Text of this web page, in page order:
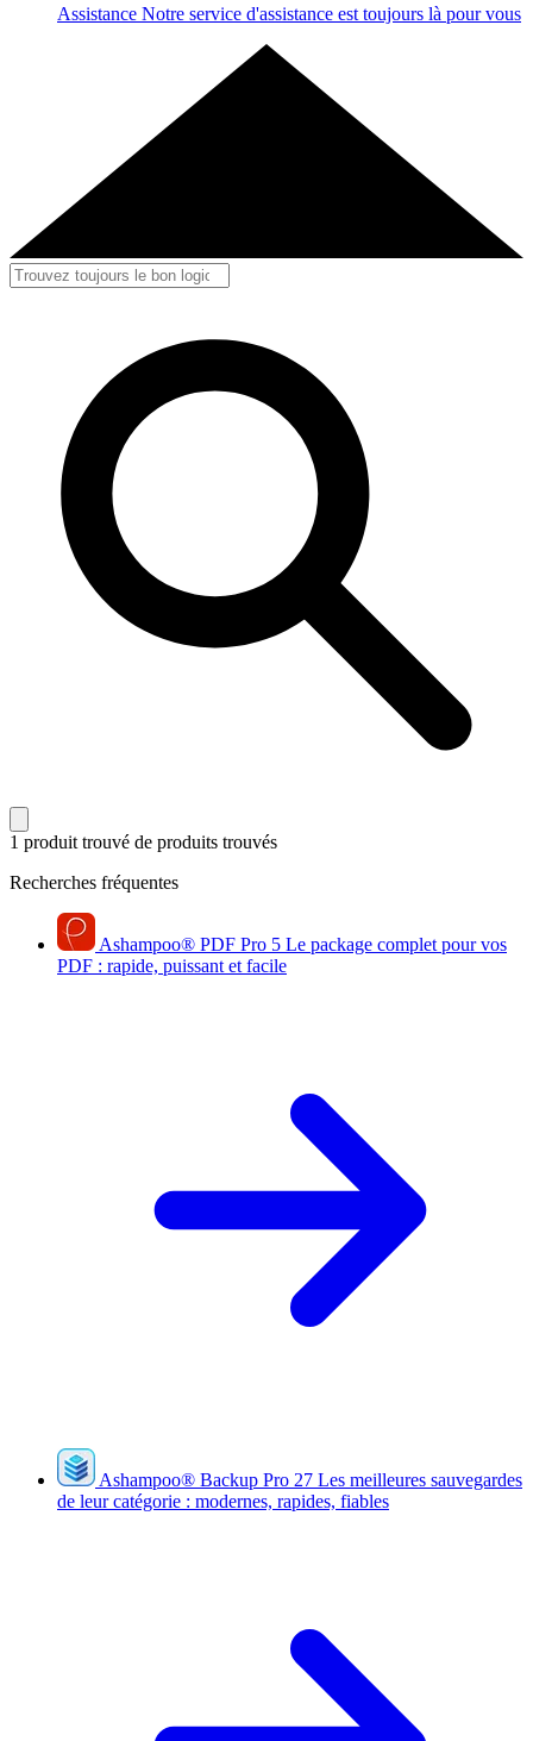
Assistance Notre service d'assistance est toujours là pour vous
1 produit trouvé de produits trouvés
Recherches fréquentes
Ashampoo® PDF Pro 5 Le package complet pour vos
PDF : rapide, puissant et facile
Ashampoo® Backup Pro 27 Les meilleures sauvegardes
de leur catégorie : modernes, rapides, fiables